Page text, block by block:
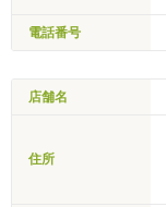
電話番号
店舗名
住所